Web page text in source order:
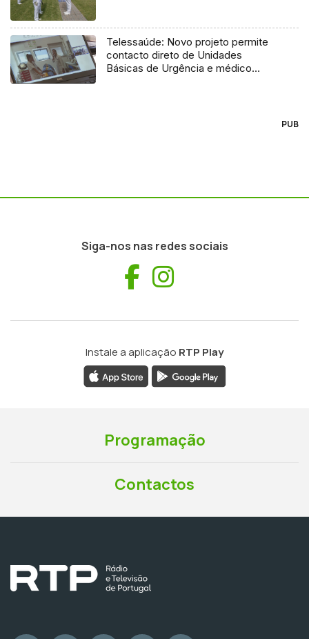
Telessaúde: Novo projeto permite
contacto direto de Unidades
Básicas de Urgência e médico
PUB
Siga-nos nas redes sociais
Facebook
Instale a aplicação RTP Play
Programação
Contactos